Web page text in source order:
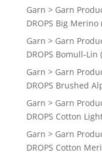
Garn > Garn
DROPS Big Merino
Garn > Garn
DROPS Bomull-Lin
Garn > Garn
DROPS Brushed
Garn > Garn
DROPS Cotton
Garn > Garn
DROPS Cotton